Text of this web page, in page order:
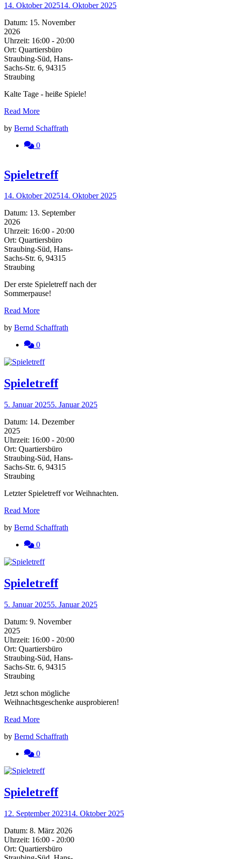
14. Oktober 202514. Oktober 2025
Datum: 15. November
2026
Uhrzeit: 16:00 - 20:00
Ort: Quartiersbüro
Straubing-Süd, Hans-
Sachs-Str. 6, 94315
Straubing
Kalte Tage - heiße Spiele!
Read More
by Bernd Schaffrath
0
Spieletreff
14. Oktober 202514. Oktober 2025
Datum: 13. September
2026
Uhrzeit: 16:00 - 20:00
Ort: Quartiersbüro
Straubing-Süd, Hans-
Sachs-Str. 6, 94315
Straubing
Der erste Spieletreff nach der
Sommerpause!
Read More
by Bernd Schaffrath
0
Spieletreff
5. Januar 20255. Januar 2025
Datum: 14. Dezember
2025
Uhrzeit: 16:00 - 20:00
Ort: Quartiersbüro
Straubing-Süd, Hans-
Sachs-Str. 6, 94315
Straubing
Letzter Spieletreff vor Weihnachten.
Read More
by Bernd Schaffrath
0
Spieletreff
5. Januar 20255. Januar 2025
Datum: 9. November
2025
Uhrzeit: 16:00 - 20:00
Ort: Quartiersbüro
Straubing-Süd, Hans-
Sachs-Str. 6, 94315
Straubing
Jetzt schon mögliche
Weihnachtsgeschenke ausprobieren!
Read More
by Bernd Schaffrath
0
Spieletreff
12. September 202314. Oktober 2025
Datum: 8. März 2026
Uhrzeit: 16:00 - 20:00
Ort: Quartiersbüro